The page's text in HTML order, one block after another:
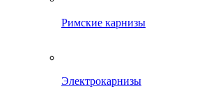
Римские карнизы
Электрокарнизы